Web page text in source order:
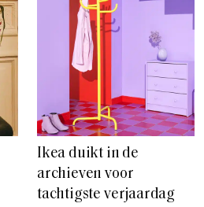
Ikea duikt in de
archieven voor
tachtigste verjaardag